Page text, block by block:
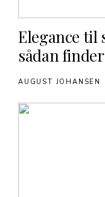
Elegance
sådan
AUGUST JOHANSEN